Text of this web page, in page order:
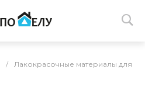
/ Лакокрасочные материалы для